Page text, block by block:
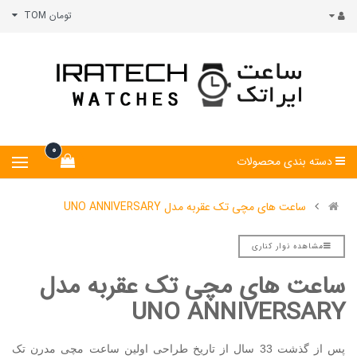
تومان TOM
0
دسته بندی محصولات
ساعت های مچی تک عقربه مدل UNO ANNIVERSARY
مشاهده نوار کناری
ساعت های مچی تک عقربه مدل
UNO ANNIVERSARY
پس از گذشت 33 سال از تاریخ طراحی اولین ساعت مچی مدرن تک